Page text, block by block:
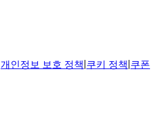
개인정보 보호 정책 쿠키 정책 쿠폰